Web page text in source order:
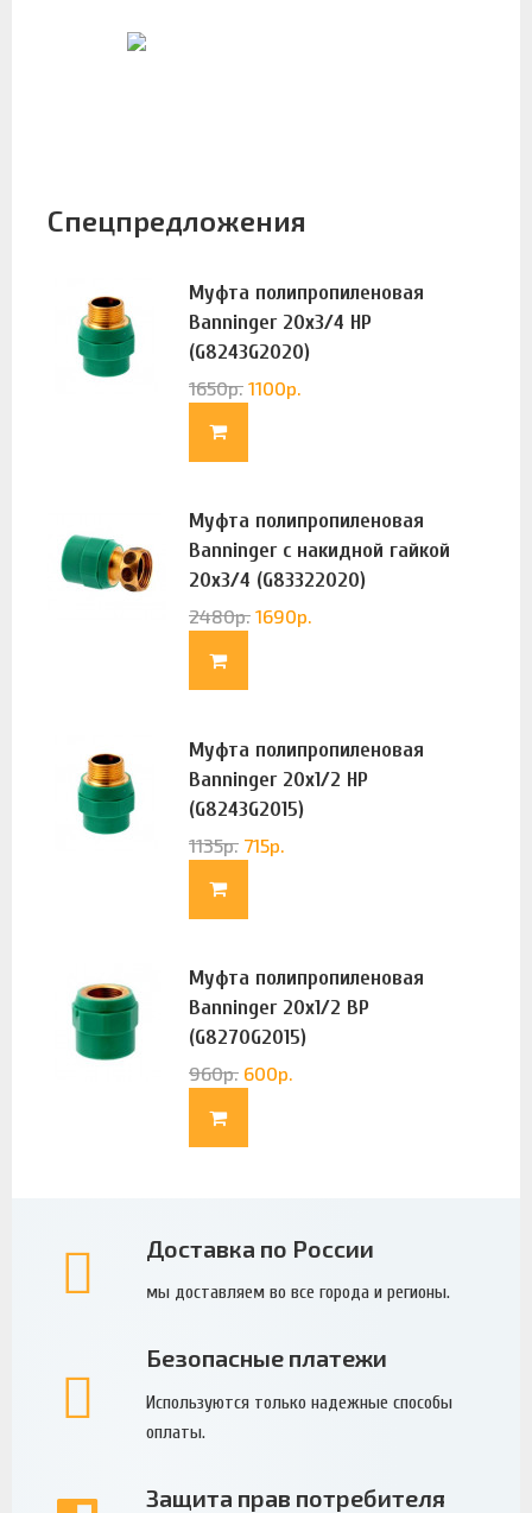
Спецпредложения
Муфта полипропиленовая
Banninger 20х3/4 НР
(G8243G2020)
1650р. 1100р.
Муфта полипропиленовая
Banninger с накидной гайкой
20х3/4 (G83322020)
2480р. 1690р.
Муфта полипропиленовая
Banninger 20х1/2 НР
(G8243G2015)
1135р. 715р.
Муфта полипропиленовая
Banninger 20х1/2 ВР
(G8270G2015)
960р. 600р.
Доставка по России
мы доставляем во все города и регионы.
Безопасные платежи
Используются только надежные способы
оплаты.
Защита прав потребителя